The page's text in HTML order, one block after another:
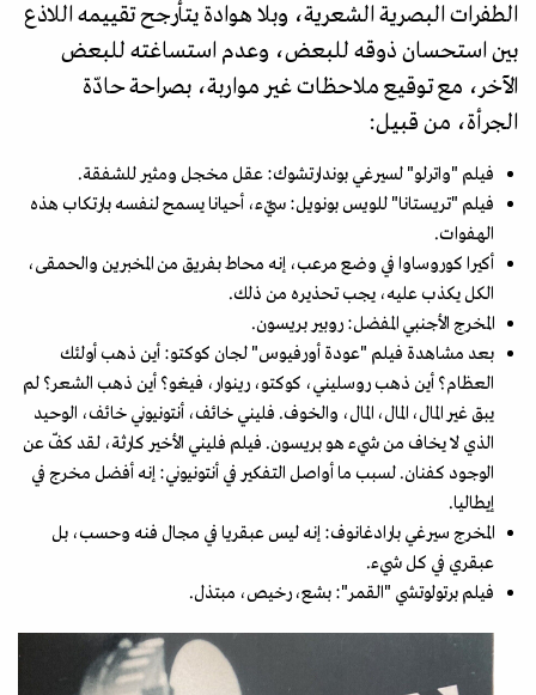
الطفرات البصرية الشعرية، وبلا هوادة يتأرجح تقييمه اللاذع
بين استحسان ذوقه للبعض، وعدم استساغته للبعض
الآخر، مع توقيع ملاحظات غير مواربة، بصراحة حادّة
الجرأة، من قبيل:
فيلم "واترلو" لسيرغي بوندارتشوك: عقل مخجل ومثير للشفقة.
فيلم "تريستانا" للويس بونويل: سيّء، أحيانا يسمح لنفسه بارتكاب هذه
الهفوات.
أكيرا كوروساوا في وضع مرعب، إنه محاط بفريق من المخبرين والحمقى،
الكل يكذب عليه، يجب تحذيره من ذلك.
المخرج الأجنبي المفضل: روبير بريسون.
بعد مشاهدة فيلم "عودة أورفيوس" لجان كوكتو: أين ذهب أولئك
العظام؟ أين ذهب روسليني، كوكتو، رينوار، فيغو؟ أين ذهب الشعر؟ لم
يبق غير المال، المال، المال، والخوف. فليني خائف، أنتونيوني خائف، الوحيد
الذي لا يخاف من شيء هو بريسون. فيلم فليني الأخير كارثة، لقد كفّ عن
الوجود كفنان. لسبب ما أواصل التفكير في أنتونيوني: إنه أفضل مخرج في
إيطاليا.
المخرج سيرغي بارادغانوف: إنه ليس عبقريا في مجال فنه وحسب، بل
عبقري في كل شيء.
فيلم برتولوتشي "القمر": بشع، رخيص، مبتذل.